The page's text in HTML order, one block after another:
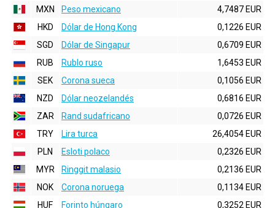
MXN
Peso mexicano
4,7487 EUR
HKD
Dólar de Hong Kong
0,1226 EUR
SGD
Dólar de Singapur
0,6709 EUR
RUB
Rublo ruso
1,6453 EUR
SEK
Corona sueca
0,1056 EUR
NZD
Dólar neozelandés
0,6816 EUR
ZAR
Rand sudafricano
0,0726 EUR
TRY
Lira turca
26,4054 EUR
PLN
Esloti polaco
0,2326 EUR
MYR
Ringgit malasio
0,2136 EUR
NOK
Corona noruega
0,1134 EUR
HUF
Forinto húngaro
0,3252 EUR